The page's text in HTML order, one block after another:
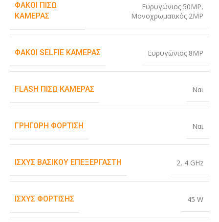
ΦΑΚΟΊ ΠΊΣΩ
ΚΆΜΕΡΑΣ
Ευρυγώνιος 50MP,
Μονοχρωματικός 2MP
ΦΑΚΟΊ SELFIE ΚΆΜΕΡΑΣ Ευρυγώνιος 8MP
FLASH ΠΊΣΩ ΚΆΜΕΡΑΣ Ναι
ΓΡΉΓΟΡΗ ΦΌΡΤΙΣΗ Ναι
ΙΣΧΎΣ ΒΑΣΙΚΟΎ ΕΠΕΞΕΡΓΑΣΤΉ 2, 4 GHz
ΙΣΧΎΣ ΦΌΡΤΙΣΗΣ 45 W